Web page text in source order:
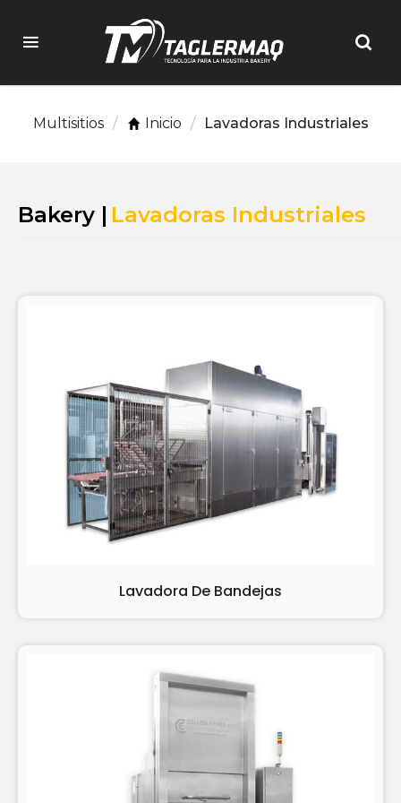
Multisitios / Inicio / Lavadoras Industriales
Bakery | Lavadoras Industriales
Lavadora De Bandejas